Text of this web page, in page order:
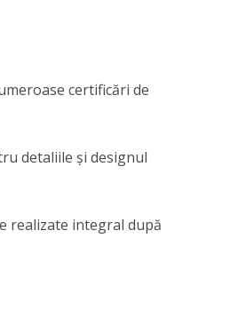
certificări de
detaliile și designul
realizate integral după